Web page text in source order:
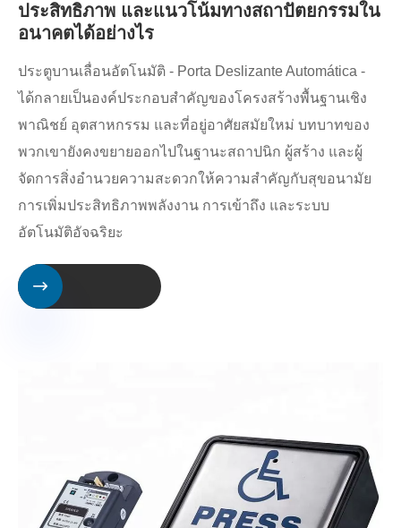
ประสิทธิภาพ และแนวโน้มทางสถาปัตยกรรมใน
อนาคตได้อย่างไร
ประตูบานเลื่อนอัตโนมัติ - Porta Deslizante Automática -
ได้กลายเป็นองค์ประกอบสำคัญของโครงสร้างพื้นฐานเชิง
พาณิชย์ อุตสาหกรรม และที่อยู่อาศัยสมัยใหม่ บทบาทของ
พวกเขายังคงขยายออกไปในฐานะสถาปนิก ผู้สร้าง และผู้
จัดการสิ่งอำนวยความสะดวกให้ความสำคัญกับสุขอนามัย
การเพิ่มประสิทธิภาพพลังงาน การเข้าถึง และระบบ
อัตโนมัติอัจฉริยะ
